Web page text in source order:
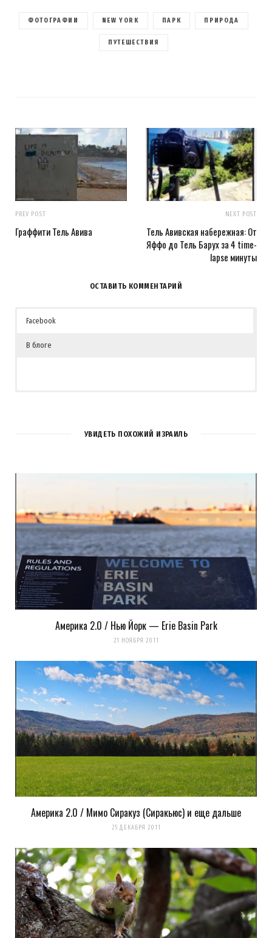
ФОТОГРАФИИ NEW YORK ПАРК ПРИРОДА
ПУТЕШЕСТВИЯ
PREV POST
Граффити Тель Авива
NEXT POST
Тель Авивская набережная: От
Яффо до Тель Барух за 4 time-
lapse минуты
ОСТАВИТЬ КОММЕНТАРИЙ
Facebook
В блоге
2КОММЕНТАРИЯ
Класс, спасибо!
Загрузка...
То ли еще будет!!!
Загрузка...
УВИДЕТЬ ПОХОЖИЙ ИЗРАИЛЬ
Америка 2.0 / Нью Йорк — Erie Basin Park
21 НОЯБРЯ 2011
Америка 2.0 / Мимо Сиракуз (Сиракьюс) и еще дальше
25 ДЕКАБРЯ 2011